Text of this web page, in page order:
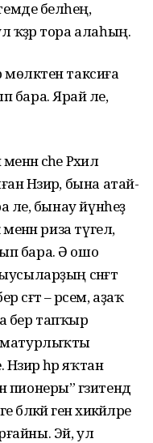
беләһең,
тора алаһың.
таксиға
бара. Ярай әле,
әсәһе Рәхилә
Нәзирә, бына атай-
әле, бынау йүнһеҙ
менән риза түгел,
бара. Ә ошо
сәнғәт
сәғәт – рәсем, аҙаҡ
бер тапҡыр
матурлыҡты
һәр яҡтан
гәзитендә
генә хикәйәләре
Эй, ул